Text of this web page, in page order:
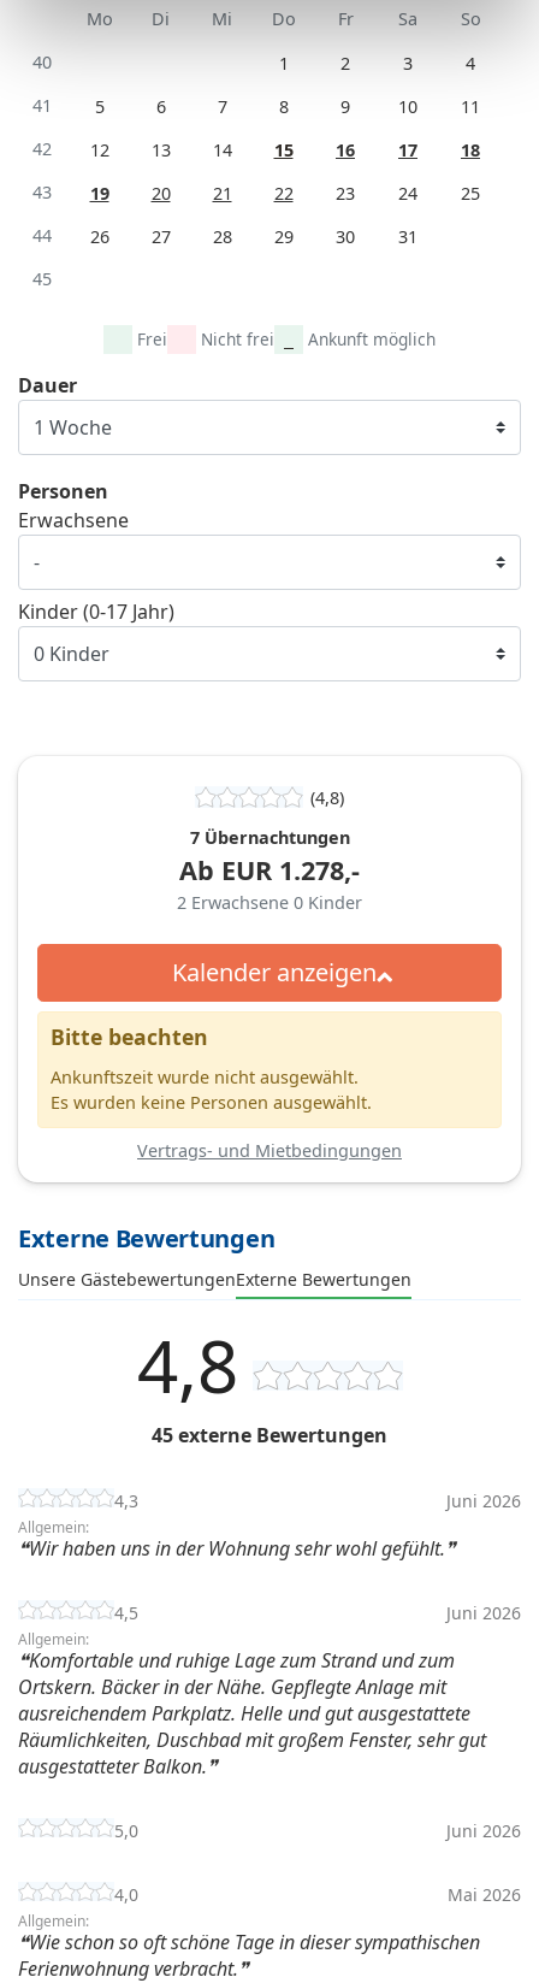
Mo Di Mi Do Fr Sa
So
40
1 2 3
4
41
5 6 7 8 9 10
11
42
12 13 14 15 16 17
18
43
19 20 21 22 23 24
25
44
26 27 28 29 30
31
45
Frei Nicht frei Ankunft möglich
Dauer
Personen
Erwachsene
Kinder (0-17 Jahr)
(4,8)
7 Übernachtungen
Ab EUR 1.278,-
2 Erwachsene 0 Kinder
Kalender anzeigen
Bitte beachten
Ankunftszeit wurde nicht ausgewählt.
Es wurden keine Personen ausgewählt.
Vertrags- und Mietbedingungen
Externe Bewertungen
Unsere GästebewertungenExterne Bewertungen
4,8
45 externe Bewertungen
4,3 Juni 2026
Allgemein:
Wir haben uns in der Wohnung sehr wohl gefühlt.
4,5 Juni 2026
Allgemein:
Komfortable und ruhige Lage zum Strand und zum
Ortskern. Bäcker in der Nähe. Gepflegte Anlage mit
ausreichendem Parkplatz. Helle und gut ausgestattete
Räumlichkeiten, Duschbad mit großem Fenster, sehr gut
ausgestatteter Balkon.
5,0 Juni 2026
4,0 Mai 2026
Allgemein:
Wie schon so oft schöne Tage in dieser sympathischen
Ferienwohnung verbracht.